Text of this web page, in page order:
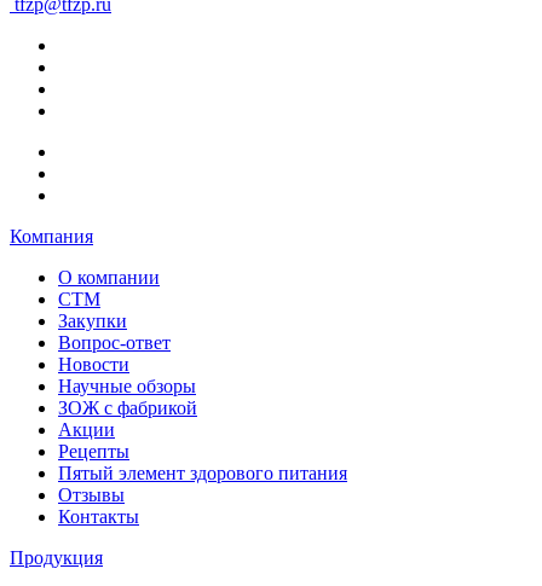
Компания
О компании
СТМ
Закупки
Вопрос-ответ
Новости
Научные обзоры
ЗОЖ с фабрикой
Акции
Рецепты
Пятый элемент здорового питания
Отзывы
Контакты
Продукция